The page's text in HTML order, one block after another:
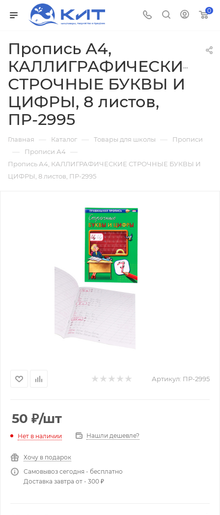
0
Пропись А4,
КАЛЛИГРАФИЧЕСКИЕ
СТРОЧНЫЕ БУКВЫ И
ЦИФРЫ, 8 листов,
ПР-2995
Главная — Каталог — Товары для школы — Прописи
— Прописи А4 —
Пропись А4, КАЛЛИГРАФИЧЕСКИЕ СТРОЧНЫЕ БУКВЫ И
ЦИФРЫ, 8 листов, ПР-2995
Артикул: ПР-2995
50 ₽/шт
Нет в наличии Нашли дешевле?
Хочу в подарок
Самовывоз сегодня - бесплатно
Доставка завтра от - 300 ₽